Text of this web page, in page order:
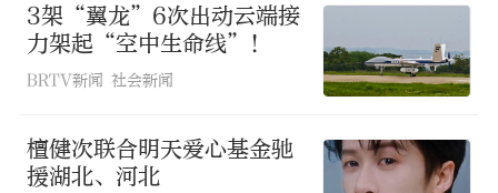
成为高效的救援力量和重要的物资保障渠
道。
3架“翼龙”6次出动云端接
力架起“空中生命线”！
BRTV新闻 社会新闻
檀健次联合明天爱心基金驰
援湖北、河北